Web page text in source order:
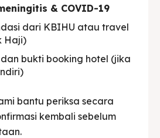
& COVID-19
dari KBIHU atau travel
Haji)
bukti booking hotel (jika
bantu periksa secara
kembali sebelum